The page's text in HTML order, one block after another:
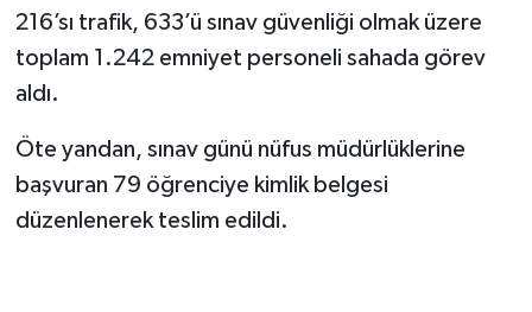
216’sı trafik, 633’ü sınav güvenliği olmak üzere
toplam 1.242 emniyet personeli sahada görev
aldı.
Öte yandan, sınav günü nüfus müdürlüklerine
başvuran 79 öğrenciye kimlik belgesi
düzenlenerek teslim edildi.